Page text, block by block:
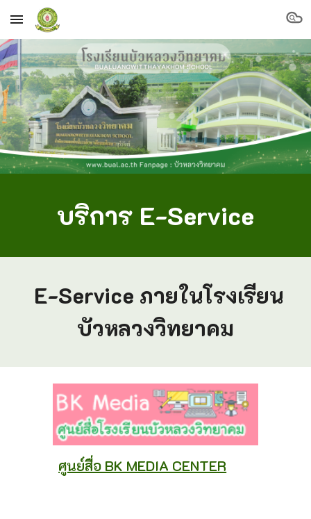
Skip to main content Skip to navigation
บริการ E-Service
E-Service ภายในโรงเรียน
บัวหลวงวิทยาคม
ศูนย์สื่อ BK MEDIA CENTER